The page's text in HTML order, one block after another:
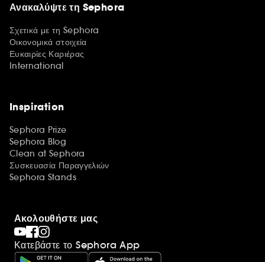
Ανακαλύψτε τη Sephora
Σχετικά με τη Sephora
Οικονομικά στοιχεία
Ευκαιρίες Καριέρας
International
Inspiration
Sephora Prize
Sephora Blog
Clean at Sephora
Συσκευασία Παραγγελιών
Sephora Stands
Ακολουθήστε μας
Κατεβάστε το Sephora App